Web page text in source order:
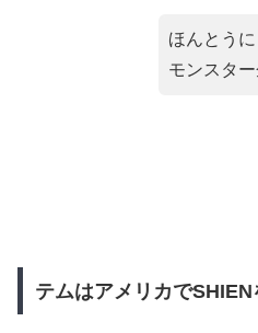
ほんとうに
モンスタ
テムはアメリカでSHIEN